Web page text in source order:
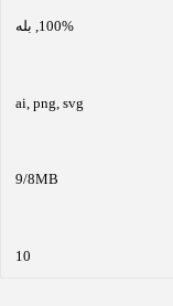
100%
, بله
ai png svg
9/8MB
10